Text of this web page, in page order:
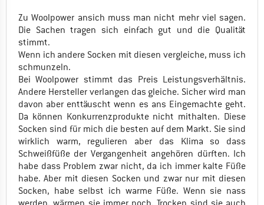
Zu Woolpower ansich muss man nicht mehr viel sagen.
Die Sachen tragen sich einfach gut und die Qualität
stimmt.
Wenn ich andere Socken mit diesen vergleiche, muss ich
schmunzeln.
Bei Woolpower stimmt das Preis Leistungsverhältnis.
Andere Hersteller verlangen das gleiche. Sicher wird man
davon aber enttäuscht wenn es ans Eingemachte geht.
Da können Konkurrenzprodukte nicht mithalten. Diese
Socken sind für mich die besten auf dem Markt. Sie sind
wirklich warm, regulieren aber das Klima so dass
Schweißfüße der Vergangenheit angehören dürften. Ich
habe dass Problem zwar nicht, da ich immer kalte Füße
habe. Aber mit diesen Socken und zwar nur mit diesen
Socken, habe selbst ich warme Füße. Wenn sie nass